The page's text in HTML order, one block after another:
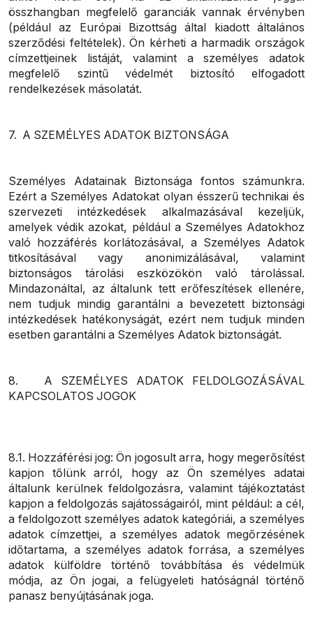
összhangban megfelelő garanciák vannak érvényben
(például az Európai Bizottság által kiadott általános
szerződési feltételek). Ön kérheti a harmadik országok
címzettjeinek listáját, valamint a személyes adatok
megfelelő szintű védelmét biztosító elfogadott
rendelkezések másolatát.
7. A SZEMÉLYES ADATOK BIZTONSÁGA
Személyes Adatainak Biztonsága fontos számunkra.
Ezért a Személyes Adatokat olyan ésszerű technikai és
szervezeti intézkedések alkalmazásával kezeljük,
amelyek védik azokat, például a Személyes Adatokhoz
való hozzáférés korlátozásával, a Személyes Adatok
titkosításával vagy anonimizálásával, valamint
biztonságos tárolási eszközökön való tárolással.
Mindazonáltal, az általunk tett erőfeszítések ellenére,
nem tudjuk mindig garantálni a bevezetett biztonsági
intézkedések hatékonyságát, ezért nem tudjuk minden
esetben garantálni a Személyes Adatok biztonságát.
8. A SZEMÉLYES ADATOK FELDOLGOZÁSÁVAL
KAPCSOLATOS JOGOK
8.1. Hozzáférési jog: Ön jogosult arra, hogy megerősítést
kapjon tőlünk arról, hogy az Ön személyes adatai
általunk kerülnek feldolgozásra, valamint tájékoztatást
kapjon a feldolgozás sajátosságairól, mint például: a cél,
a feldolgozott személyes adatok kategóriái, a személyes
adatok címzettjei, a személyes adatok megőrzésének
időtartama, a személyes adatok forrása, a személyes
adatok külföldre történő továbbítása és védelmük
módja, az Ön jogai, a felügyeleti hatóságnál történő
panasz benyújtásának joga.